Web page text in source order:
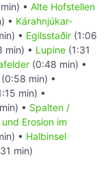
• Alte Hofstellen
• Kárahnjúkar-
• Egilsstaðir (1:06
min) • Lupine (1:31
(0:48 min) •
(0:58 min) •
min) •
• Spalten /
Erosion im
• Halbinsel
min)